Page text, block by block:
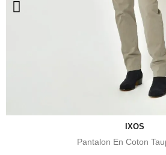
IXOS
Pantalon En Coton